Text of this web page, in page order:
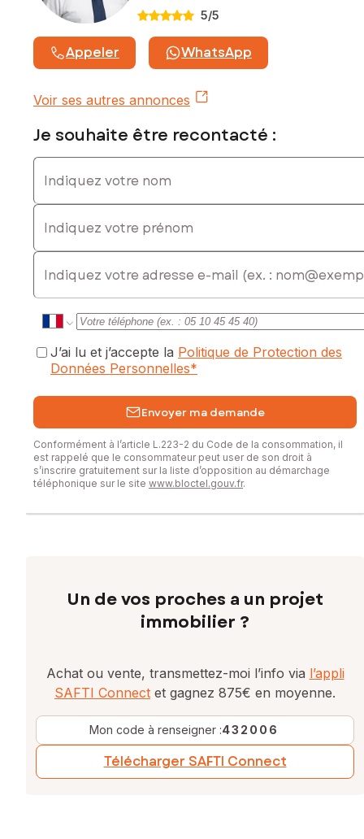
Contactez votre conseiller SAFTI : Sophian AMARI, Tél. :
commercial immatriculé au RSAC de Versailles sous le
numéro 832860498
5/5
Appeler WhatsApp
Voir ses autres annonces
Je souhaite être recontacté :
Indiquez votre nom
Indiquez votre prénom
E-mail
J’ai lu et j’accepte la Politique de Protection des
Données Personnelles*
Envoyer ma demande
Conformément à l’article L.223-2 du Code de la consommation, il
est rappelé que le consommateur peut user de son droit à
s’inscrire gratuitement sur la liste d’opposition au démarchage
téléphonique sur le site www.bloctel.gouv.fr.
Un de vos proches a un projet
immobilier ?
Achat ou vente, transmettez-moi l’info via l’appli
SAFTI Connect et gagnez 875€ en moyenne.
Mon code à renseigner :432006
Télécharger SAFTI Connect